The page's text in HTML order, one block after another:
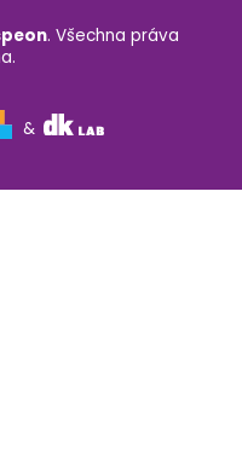
&
. Všechna práva